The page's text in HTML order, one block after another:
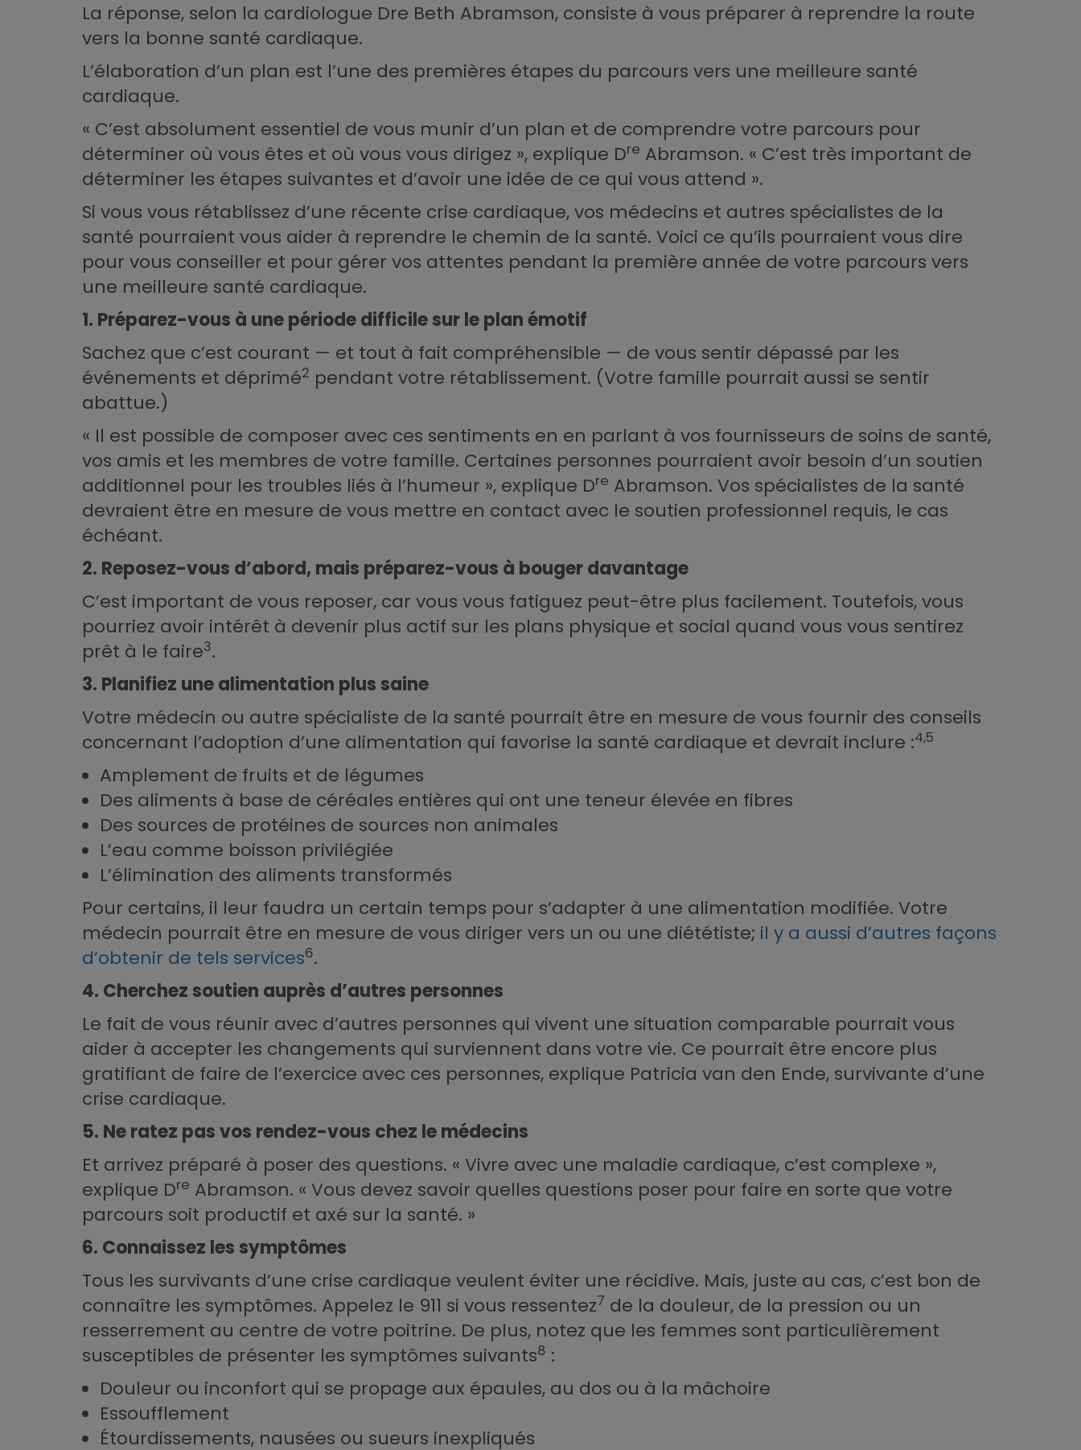
La réponse, selon la cardiologue Dre Beth Abramson, consiste à vous préparer à reprendre la route
vers la bonne santé cardiaque.
L’élaboration d’un plan est l’une des premières étapes du parcours vers une meilleure santé
cardiaque.
« C’est absolument essentiel de vous munir d’un plan et de comprendre votre parcours pour
déterminer où vous êtes et où vous vous dirigez », explique Dre Abramson. « C’est très important de
déterminer les étapes suivantes et d’avoir une idée de ce qui vous attend ».
Si vous vous rétablissez d’une récente crise cardiaque, vos médecins et autres spécialistes de la
santé pourraient vous aider à reprendre le chemin de la santé. Voici ce qu’ils pourraient vous dire
pour vous conseiller et pour gérer vos attentes pendant la première année de votre parcours vers
une meilleure santé cardiaque.
1. Préparez-vous à une période difficile sur le plan émotif
Sachez que c’est courant — et tout à fait compréhensible — de vous sentir dépassé par les
événements et déprimé2 pendant votre rétablissement. (Votre famille pourrait aussi se sentir
abattue.)
« Il est possible de composer avec ces sentiments en en parlant à vos fournisseurs de soins de santé,
vos amis et les membres de votre famille. Certaines personnes pourraient avoir besoin d’un soutien
additionnel pour les troubles liés à l’humeur », explique Dre Abramson. Vos spécialistes de la santé
devraient être en mesure de vous mettre en contact avec le soutien professionnel requis, le cas
échéant.
2. Reposez-vous d’abord, mais préparez-vous à bouger davantage
C’est important de vous reposer, car vous vous fatiguez peut-être plus facilement. Toutefois, vous
pourriez avoir intérêt à devenir plus actif sur les plans physique et social quand vous vous sentirez
prêt à le faire3.
3. Planifiez une alimentation plus saine
Votre médecin ou autre spécialiste de la santé pourrait être en mesure de vous fournir des conseils
concernant l’adoption d’une alimentation qui favorise la santé cardiaque et devrait inclure :4,5
Amplement de fruits et de légumes
Des aliments à base de céréales entières qui ont une teneur élevée en fibres
Des sources de protéines de sources non animales
L’eau comme boisson privilégiée
L’élimination des aliments transformés
Pour certains, il leur faudra un certain temps pour s’adapter à une alimentation modifiée. Votre
médecin pourrait être en mesure de vous diriger vers un ou une diététiste; il y a aussi d’autres façons
d’obtenir de tels services6.
4. Cherchez soutien auprès d’autres personnes
Le fait de vous réunir avec d’autres personnes qui vivent une situation comparable pourrait vous
aider à accepter les changements qui surviennent dans votre vie. Ce pourrait être encore plus
gratifiant de faire de l’exercice avec ces personnes, explique Patricia van den Ende, survivante d’une
crise cardiaque.
5. Ne ratez pas vos rendez-vous chez le médecins
Et arrivez préparé à poser des questions. « Vivre avec une maladie cardiaque, c’est complexe »,
explique Dre Abramson. « Vous devez savoir quelles questions poser pour faire en sorte que votre
parcours soit productif et axé sur la santé. »
6. Connaissez les symptômes
Tous les survivants d’une crise cardiaque veulent éviter une récidive. Mais, juste au cas, c’est bon de
connaître les symptômes. Appelez le 911 si vous ressentez7 de la douleur, de la pression ou un
resserrement au centre de votre poitrine. De plus, notez que les femmes sont particulièrement
susceptibles de présenter les symptômes suivants8 :
Douleur ou inconfort qui se propage aux épaules, au dos ou à la mâchoire
Essoufflement
Étourdissements, nausées ou sueurs inexpliqués